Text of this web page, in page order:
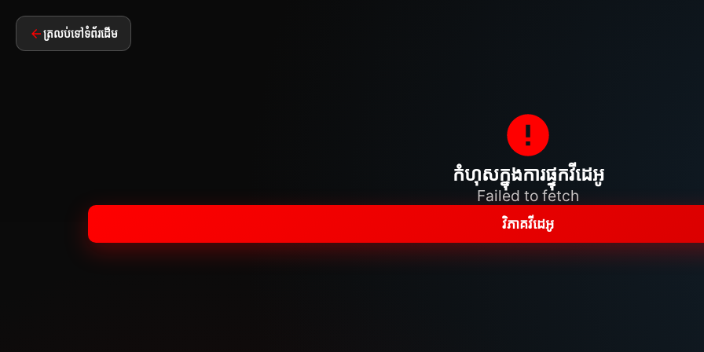
ត្រលប់ទៅទំព័រដើម
កំហុសក្នុងការផ្ទុកវីដេអូ
Failed to fetch
វិភាគវីដេអូ